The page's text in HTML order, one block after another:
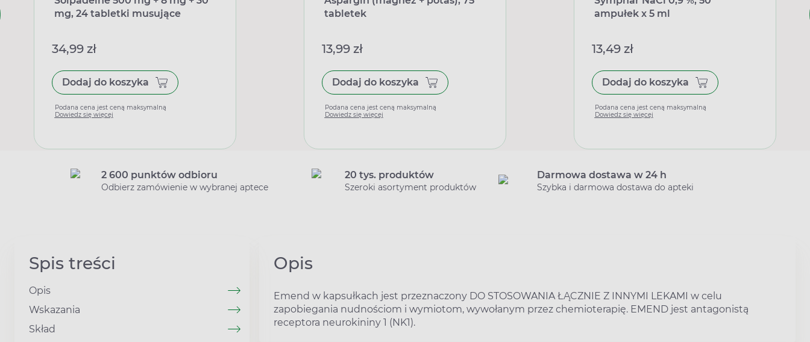
mg, 24 tabletki musujące
34,99 zł
Dodaj do koszyka
Podana cena jest ceną maksymalną
Dowiedz się więcej
tabletek
13,99 zł
Dodaj do koszyka
Podana cena jest ceną maksymalną
Dowiedz się więcej
ampułek x 5 ml
13,49 zł
Dodaj do koszyka
Podana cena jest ceną maksymalną
Dowiedz się więcej
2 600 punktów odbioru
Odbierz zamówienie w wybranej aptece
20 tys. produktów
Szeroki asortyment produktów
Darmowa dostawa w 24 h
Szybka i darmowa dostawa do apteki
Spis treści
Opis
Wskazania
Skład
Opis
Emend w kapsułkach jest przeznaczony DO STOSOWANIA ŁĄCZNIE Z INNYMI LEKAMI w celu
zapobiegania nudnościom i wymiotom, wywołanym przez chemioterapię. EMEND jest antagonistą
receptora neurokininy 1 (NK1).